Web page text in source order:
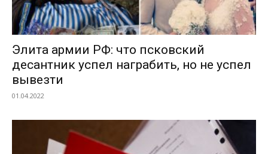
Элита армии РФ: что псковский
десантник успел награбить, но не успел
вывезти
01.04.2022